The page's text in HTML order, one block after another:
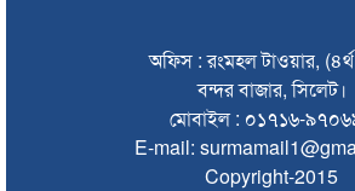
জাফর ইকবালসহ ৮ জনের বিরুদ্ধে তদন্ত
ঢাকায় বাসভবনে আগুন, স্ত্রীসহ হাসপাতালে ভর্তি
অফিস : রংমহল টাওয়ার,
বন্দর বাজার, সিলেট।
মোবাইল : ০১৭১৬-
E-mail:
Copyright-2015